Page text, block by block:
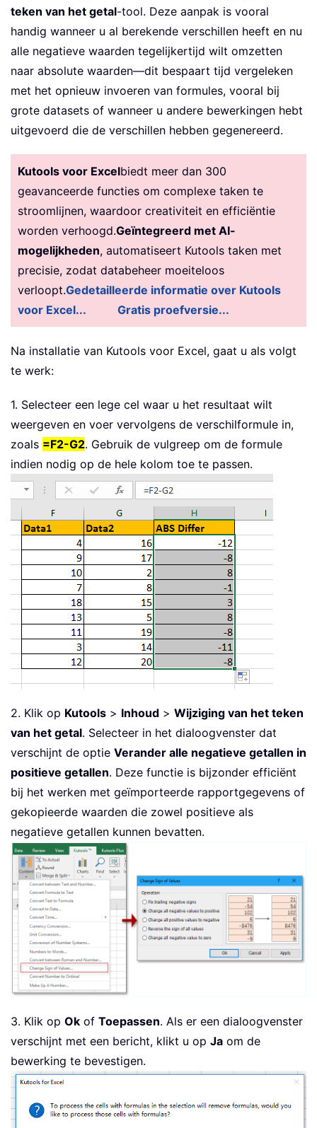
teken van het getal-tool. Deze aanpak is vooral
handig wanneer u al berekende verschillen heeft en nu
alle negatieve waarden tegelijkertijd wilt omzetten
naar absolute waarden—dit bespaart tijd vergeleken
met het opnieuw invoeren van formules, vooral bij
grote datasets of wanneer u andere bewerkingen hebt
uitgevoerd die de verschillen hebben gegenereerd.
Kutools voor Excelbiedt meer dan 300
geavanceerde functies om complexe taken te
stroomlijnen, waardoor creativiteit en efficiëntie
worden verhoogd.Geïntegreerd met AI-
mogelijkheden, automatiseert Kutools taken met
precisie, zodat databeheer moeiteloos
verloopt.Gedetailleerde informatie over Kutools
voor Excel...
Gratis proefversie...
Na installatie van Kutools voor Excel, gaat u als volgt
te werk:
1. Selecteer een lege cel waar u het resultaat wilt
weergeven en voer vervolgens de verschilformule in,
zoals =F2-G2. Gebruik de vulgreep om de formule
indien nodig op de hele kolom toe te passen.
2. Klik op Kutools > Inhoud > Wijziging van het teken
van het getal. Selecteer in het dialoogvenster dat
verschijnt de optie Verander alle negatieve getallen in
positieve getallen. Deze functie is bijzonder efficiënt
bij het werken met geïmporteerde rapportgegevens of
gekopieerde waarden die zowel positieve als
negatieve getallen kunnen bevatten.
3. Klik op Ok of Toepassen. Als er een dialoogvenster
verschijnt met een bericht, klikt u op Ja om de
bewerking te bevestigen.